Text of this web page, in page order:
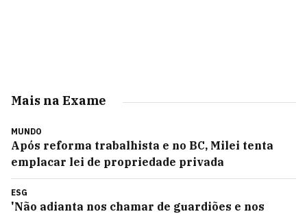
Mais na Exame
MUNDO
Após reforma trabalhista e no BC, Milei tenta
emplacar lei de propriedade privada
ESG
'Não adianta nos chamar de guardiões e nos